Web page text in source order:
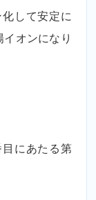
して安定に
オンになり
にあたる第